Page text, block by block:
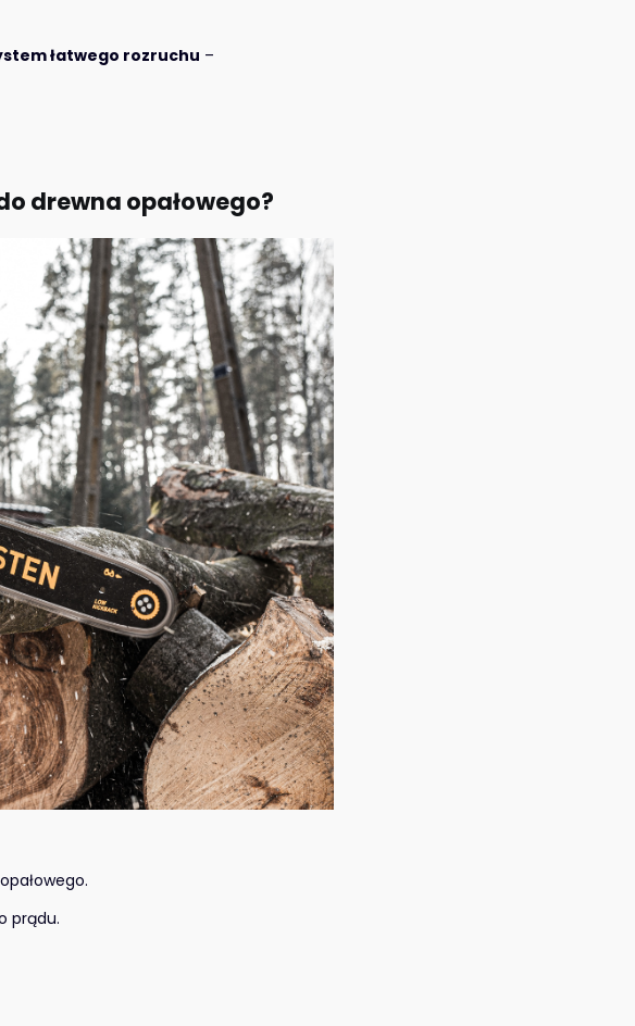
łatwego rozruchu –
drewna opałowego?
prądu.